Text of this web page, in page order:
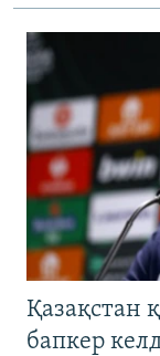
Қазақстан
бапкер